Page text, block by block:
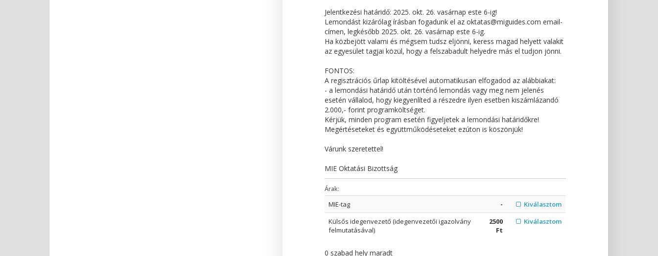
Jelentkezési határidő: 2025. okt. 26. vasárnap este 6-ig!
Lemondást kizárólag írásban fogadunk el az oktatas@miguides.com email-
címen, legkésőbb 2025. okt. 26. vasárnap este 6-ig.
Ha közbejött valami és mégsem tudsz eljönni, keress magad helyett valakit
az egyesület tagjai közül, hogy a felszabadult helyedre más el tudjon jönni.
FONTOS:
A regisztrációs űrlap kitöltésével automatikusan elfogadod az alábbiakat:
- a lemondási határidő után történő lemondás vagy meg nem jelenés
esetén vállalod, hogy kiegyenlíted a részedre ilyen esetben kiszámlázandó
2.000,- forint programköltséget.
Kérjük, minden program esetén figyeljetek a lemondási határidőkre!
Megértéseteket és együttműködéseteket ezúton is köszönjük!
Várunk szeretettel!
MIE Oktatási Bizottság
Árak:
MIE-tag -
Kiválasztom
Külsős idegenvezető (idegenvezetői igazolvány
felmutatásával)
2500
Ft
Kiválasztom
0 szabad hely maradt